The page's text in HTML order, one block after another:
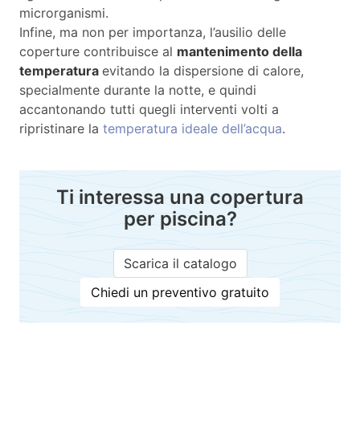
microrganismi.
Infine, ma non per importanza, l’ausilio delle
coperture contribuisce al mantenimento della
temperatura evitando la dispersione di calore,
specialmente durante la notte, e quindi
accantonando tutti quegli interventi volti a
ripristinare la temperatura ideale dell’acqua.
Ti interessa una copertura
per piscina?
Scarica il catalogo
Chiedi un preventivo gratuito